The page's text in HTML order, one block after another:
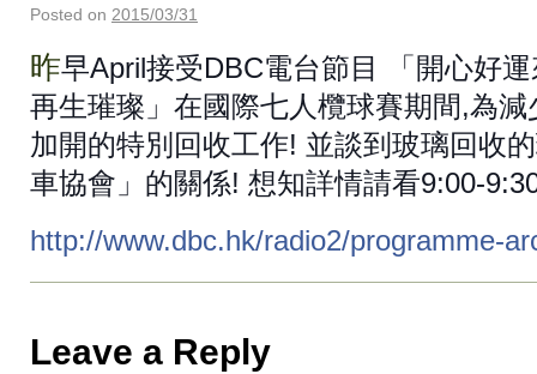
Posted on 2015/03/31
昨早April接受DBC電台節目 「開心好
再生璀璨」在國際七人欖球賽期間,為
加開的特別回收工作! 並談到玻璃回收
車協會」的關係! 想知詳情請看9:00-
http://www.dbc.hk/radio2/programme-
Leave a Reply